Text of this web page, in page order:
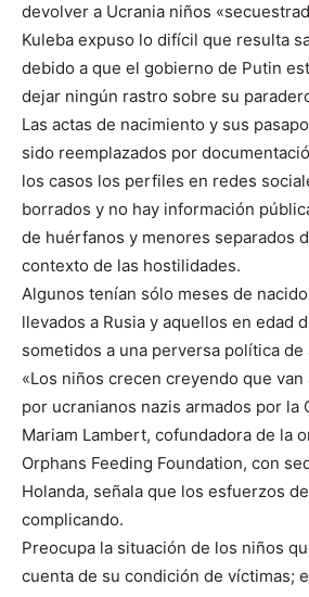
devolver a Ucrania niños
Kuleba expuso lo difícil que resulta
debido a que el gobierno de Putin
dejar ningún rastro sobre su
Las actas de nacimiento y sus
sido reemplazados por
los casos los perfiles en redes
borrados y no hay información
de huérfanos y menores separados
contexto de las hostilidades.
Algunos tenían sólo meses de
llevados a Rusia y aquellos en edad
sometidos a una perversa política
«Los niños crecen creyendo que van
por ucranianos nazis armados por la
Mariam Lambert, cofundadora de la
Orphans Feeding Foundation, con
Holanda, señala que los esfuerzos
complicando.
Preocupa la situación de los niños
cuenta de su condición de víctimas;